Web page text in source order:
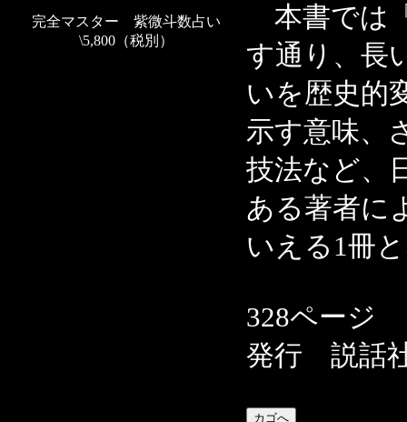
完全マスター 紫微斗数占い
\5,800（税別）
本書では
す通り、長
いを歴史的
示す意味、
技法など、
ある著者に
いえる1冊
328ページ
発行 説話